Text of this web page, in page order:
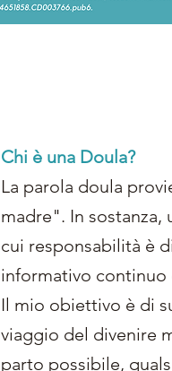
Chi è una Doula?
La parola doula
madre". In sostanza,
cui responsabilità è
informativo continuo
Il mio obiettivo è di
viaggio del divenire
parto possibile,